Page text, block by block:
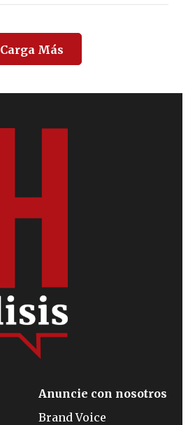
Carga Más
Anuncie con nosotros
Brand Voice